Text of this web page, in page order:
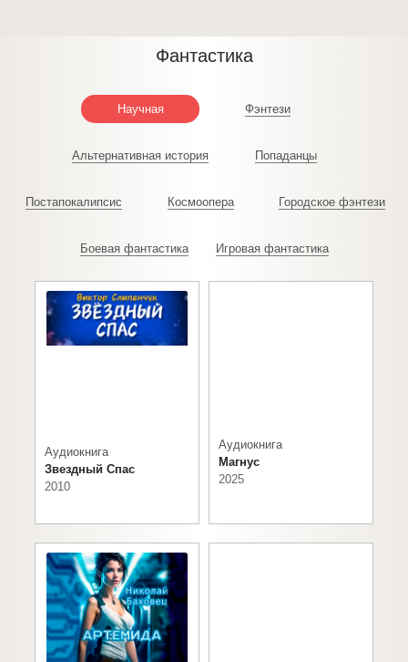
Фантастика
Научная Фэнтези
Альтернативная история Попаданцы
Постапокалипсис Космоопера Городское фэнтези
Боевая фантастика Игровая фантастика
Аудиокнига
Звездный Спас
2010
Аудиокнига
Магнус
2025